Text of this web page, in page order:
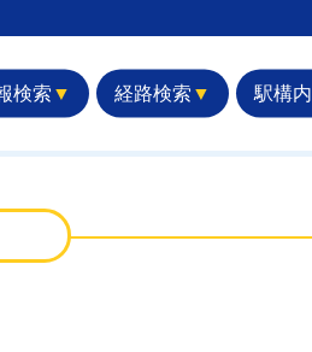
検索 ▼ 経路検索 ▼ 駅構